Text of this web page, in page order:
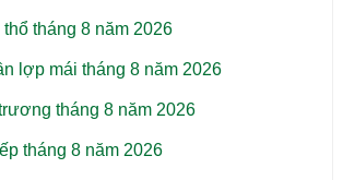
thổ tháng 8 năm 2026
lợp mái tháng 8 năm 2026
tháng 8 năm 2026
tháng 8 năm 2026